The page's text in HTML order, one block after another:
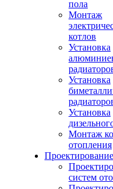
пола
Монтаж
котлов
Установка
Установка
Установка
Монтаж
отопления
Проектирование
систем